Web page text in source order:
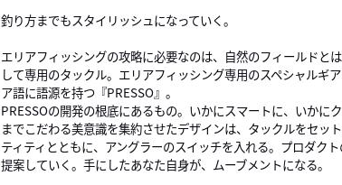
釣り方までもスタイリッシュになっていく。
エリアフィッシングの攻略に必要なのは、自然のフィールドと
して専用のタックル。エリアフィッシング専用のスペシャルギ
ア語に語源を持つ『PRESSO』。
PRESSOの開発の根底にあるもの。いかにスマートに、いかに
までこだわる美意識を集約させたデザインは、タックルをセッ
ティティとともに、アングラーのスイッチを入れる。プロダク
提案していく。手にしたあなた自身が、ムーブメントになる。